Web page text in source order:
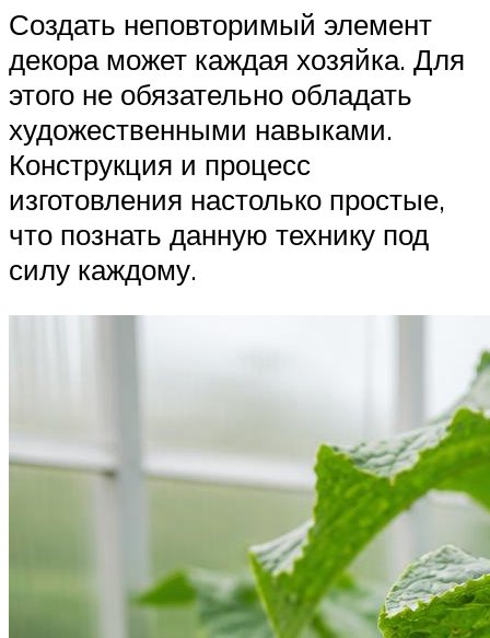
Создать неповторимый элемент
декора может каждая хозяйка. Для
этого не обязательно обладать
художественными навыками.
Конструкция и процесс
изготовления настолько простые,
что познать данную технику под
силу каждому.